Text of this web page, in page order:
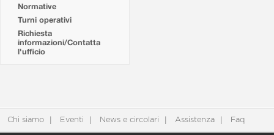
Normative
Turni operativi
Richiesta
informazioni/Contatta
l'ufficio
Chi siamo Eventi News e circolari Assistenza Faq